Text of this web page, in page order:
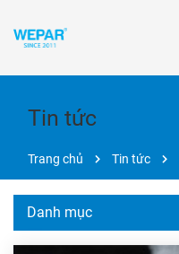
Tin tức
Trang chủ Tin tức
Danh mục